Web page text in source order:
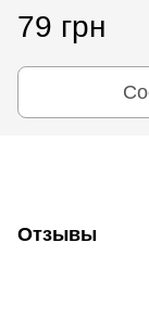
79 грн
Отзывы